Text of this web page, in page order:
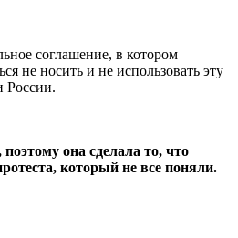
соглашение, в котором
не носить и не использовать эту
России.
она сделала то, что
который не все поняли.